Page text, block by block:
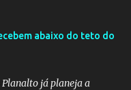
abaixo do teto do
Planalto já planeja a